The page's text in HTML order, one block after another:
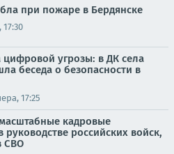
при пожаре в Бердянске
17:30
угрозы: в ДК села
беседа о безопасности в
17:25
кадровые
руководстве российских войск,
СВО